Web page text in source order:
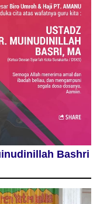
Bashri